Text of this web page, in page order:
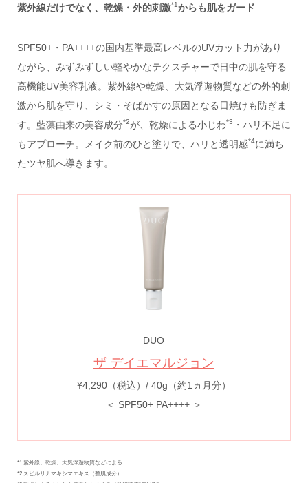
紫外線だけでなく、乾燥・外的刺激*1からも肌をガード
SPF50+・PA++++の国内基準最高レベルのUVカット力があり
ながら、みずみずしい軽やかなテクスチャーで日中の肌を守る
高機能UV美容乳液。紫外線や乾燥、大気浮遊物質などの外的刺
激から肌を守り、シミ・そばかすの原因となる日焼けも防ぎま
す。藍藻由来の美容成分*2が、乾燥による小じわ*3
・ハリ不足に
もアプローチ。メイク前のひと塗りで、ハリと透明感*4に満ち
たツヤ肌へ導きます。
DUO
ザ デイエマルジョン
¥4,290（税込）/ 40g（約1ヵ月分）
＜ SPF50+ PA++++ ＞
*1 紫外線、乾燥、大気浮遊物質などによる
*2 スピルリナマキシマエキス（整肌成分）